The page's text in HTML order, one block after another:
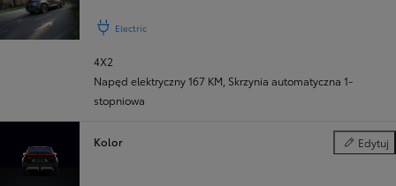
Electric
4X2
Napęd elektryczny 167 KM Skrzynia automatyczna 1-
stopniowa
Kolor Edytuj
Kolor